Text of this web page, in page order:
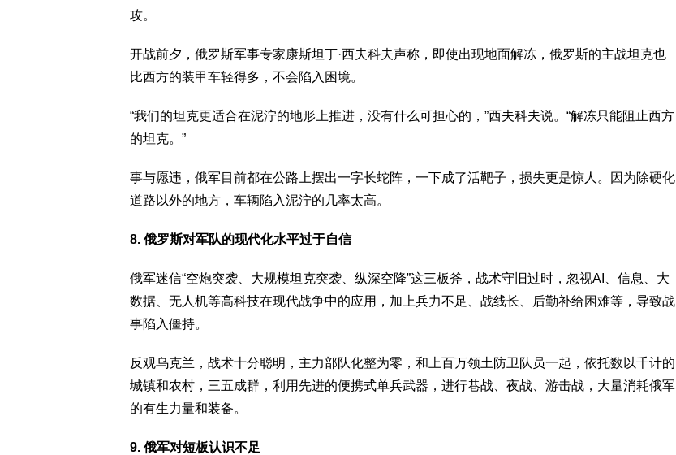
攻。
开战前夕，俄罗斯军事专家康斯坦丁·西夫科夫声称，即使出现地面解冻，俄罗斯的主战坦克也
比西方的装甲车轻得多，不会陷入困境。
“我们的坦克更适合在泥泞的地形上推进，没有什么可担心的，”西夫科夫说。“解冻只能阻止西方
的坦克。”
事与愿违，俄军目前都在公路上摆出一字长蛇阵，一下成了活靶子，损失更是惊人。因为除硬化
道路以外的地方，车辆陷入泥泞的几率太高。
8. 俄罗斯对军队的现代化水平过于自信
俄军迷信“空炮突袭、大规模坦克突袭、纵深空降”这三板斧，战术守旧过时，忽视AI、信息、大
数据、无人机等高科技在现代战争中的应用，加上兵力不足、战线长、后勤补给困难等，导致战
事陷入僵持。
反观乌克兰，战术十分聪明，主力部队化整为零，和上百万领土防卫队员一起，依托数以千计的
城镇和农村，三五成群，利用先进的便携式单兵武器，进行巷战、夜战、游击战，大量消耗俄军
的有生力量和装备。
9. 俄军对短板认识不足